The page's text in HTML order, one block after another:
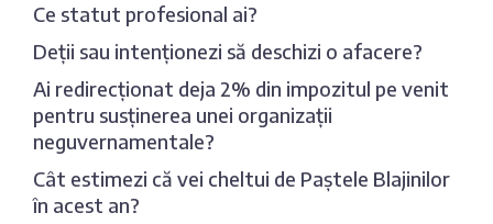
Ce statut profesional ai?
Deții sau intenționezi să deschizi o afacere?
Ai redirecționat deja 2% din impozitul pe venit
pentru susținerea unei organizații
neguvernamentale?
Cât estimezi că vei cheltui de Paștele Blajinilor
în acest an?